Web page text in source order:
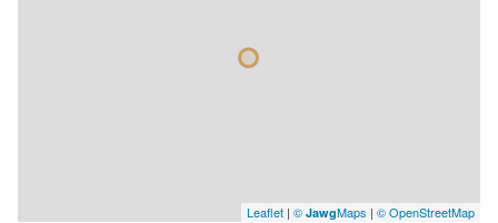
Leaflet | © JawgMaps | © OpenStreetMap